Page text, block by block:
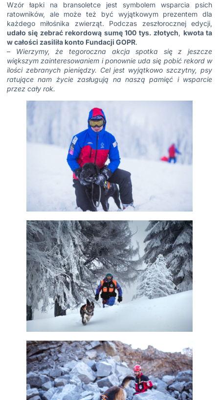
Wzór łapki na bransoletce jest symbolem wsparcia psich
ratowników, ale może też być wyjątkowym prezentem dla
każdego miłośnika zwierząt. Podczas zeszłorocznej edycji,
udało się zebrać rekordową sumę 100 tys. złotych, kwota ta
w całości zasiliła konto Fundacji GOPR.
– Wierzymy, że tegoroczna akcja spotka się z jeszcze
większym zainteresowaniem i ponownie uda się pobić rekord w
ilości zebranych pieniędzy. Cel jest wyjątkowo szczytny, psy
ratujące nam życie zasługują na naszą pamięć i wsparcie
przez cały rok.